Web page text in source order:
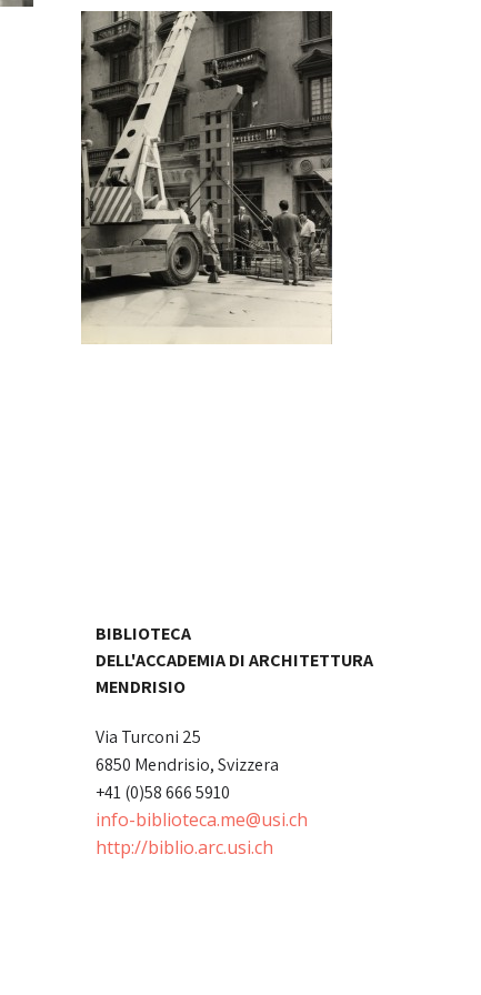
BIBLIOTECA
DELL'ACCADEMIA DI ARCHITETTURA
MENDRISIO
Via Turconi 25
6850 Mendrisio, Svizzera
+41 (0)58 666 5910
info-biblioteca.me@usi.ch
http://biblio.arc.usi.ch